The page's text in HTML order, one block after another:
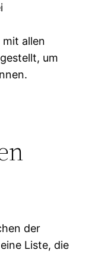
allen
um
der
Liste, die